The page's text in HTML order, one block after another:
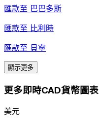
匯款至 巴巴多斯
匯款至 比利時
匯款至 貝寧
顯示更多
更多即時CAD貨幣圖表
美元